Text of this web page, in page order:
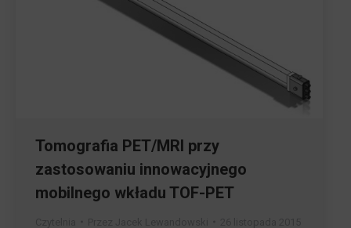
Tomografia PET/MRI przy
zastosowaniu innowacyjnego
mobilnego wkładu TOF-PET